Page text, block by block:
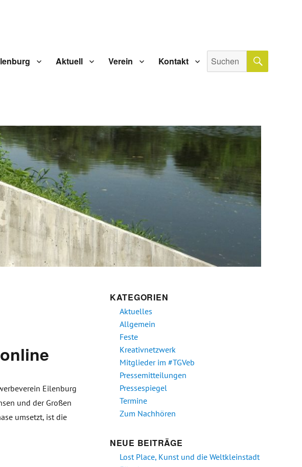
Aktuell Verein Kontakt
Suche
nach:
Eilenburg
und der Großen
umsetzt, ist die
Weltkleinstadt“ online“
KATEGORIEN
Aktuelles
Allgemein
Feste
Kreativnetzwerk
Mitglieder im #TGVeb
Pressemitteilungen
Pressespiegel
Termine
Zum Nachhören
NEUE BEITRÄGE
Lost Place, Kunst und die Weltkleinstadt